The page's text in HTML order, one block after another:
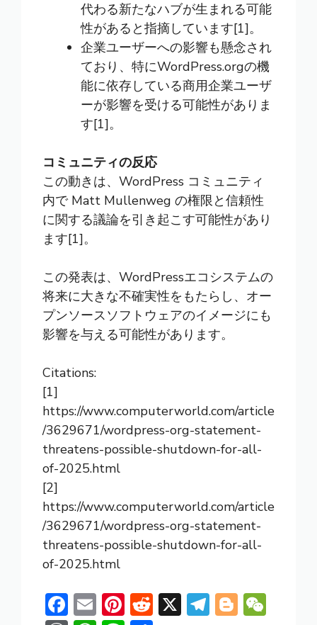
代わる新たなハブが生まれる可能
性があると指摘しています[1]。
企業ユーザーへの影響も懸念され
ており、特にWordPress.orgの機
能に依存している商用企業ユーザ
ーが影響を受ける可能性がありま
す[1]。
コミュニティの反応
この動きは、WordPress コミュニティ
内で Matt Mullenweg の権限と信頼性
に関する議論を引き起こす可能性があり
ます[1]。
この発表は、WordPressエコシステムの
将来に大きな不確実性をもたらし、オー
プンソースソフトウェアのイメージにも
影響を与える可能性があります。
Citations:
[1]
https://www.computerworld.com/article
/3629671/wordpress-org-statement-
threatens-possible-shutdown-for-all-
of-2025.html
[2]
https://www.computerworld.com/article
/3629671/wordpress-org-statement-
threatens-possible-shutdown-for-all-
of-2025.html
F E Pi R X T Bl